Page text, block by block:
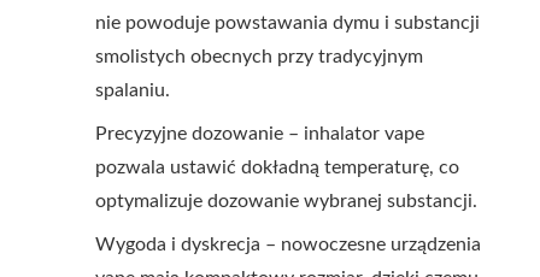
nie powoduje powstawania dymu i substancji
smolistych obecnych przy tradycyjnym
spalaniu.
Precyzyjne dozowanie – inhalator vape
pozwala ustawić dokładną temperaturę, co
optymalizuje dozowanie wybranej substancji.
Wygoda i dyskrecja – nowoczesne urządzenia